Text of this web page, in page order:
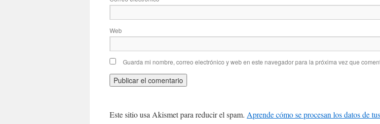
Web
Guarda mi nombre, correo electrónico y web en este navegador para la próxima vez que
Este sitio usa Akismet para reducir el spam. Aprende cómo se procesan los datos de